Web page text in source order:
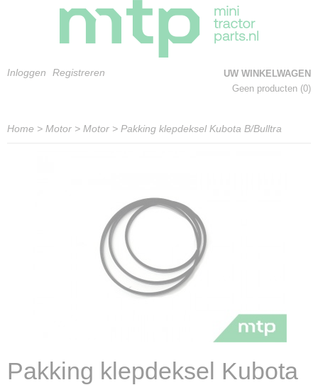
Inloggen Registreren
UW WINKELWAGEN
Geen producten (0)
Home > Motor > Motor > Pakking klepdeksel Kubota B/Bulltra
Pakking klepdeksel Kubota